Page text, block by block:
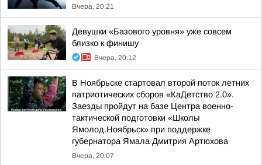
Вчера, 20:21
Девушки «Базового уровня» уже совсем
близко к финишу
Вчера, 20:12
В Ноябрьске стартовал второй поток летних
патриотических сборов «КаДетство 2.0».
Заезды пройдут на базе Центра военно-
тактической подготовки «Школы
Ямолод.Ноябрьск» при поддержке
губернатора Ямала Дмитрия Артюхова
Вчера, 20:07